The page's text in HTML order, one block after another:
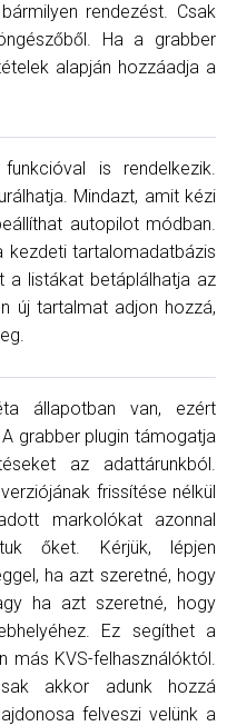
rendezést. Csak
Ha a grabber
alapján hozzáadja a
is rendelkezik.
Mindazt, amit kézi
autopilot módban.
kezdeti tartalomadatbázis
a listákat betáplálhatja az
új tartalmat adjon hozzá,
állapotban van, ezért
grabber plugin támogatja
az adattárunkból.
frissítése nélkül
markolókat azonnal
őket. Kérjük, lépjen
ha azt szeretné, hogy
ha azt szeretné, hogy
Ez segíthet a
más KVS-felhasználóktól.
akkor adunk hozzá
felveszi velünk a